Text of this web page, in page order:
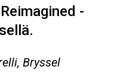
-
Bryssel